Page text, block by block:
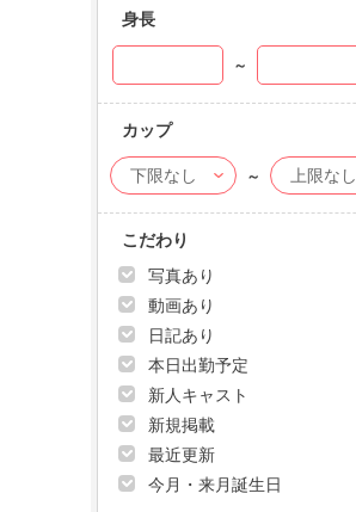
身長
～
カップ
～
こだわり
写真あり
動画あり
日記あり
本日出勤予定
新人キャスト
新規掲載
最近更新
今月・来月誕生日